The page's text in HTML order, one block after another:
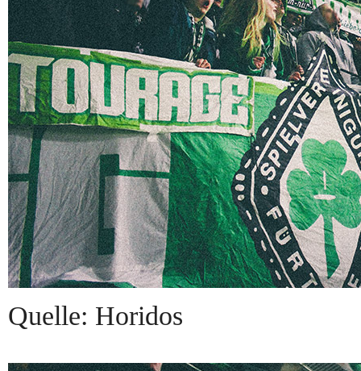
Quelle: Horidos